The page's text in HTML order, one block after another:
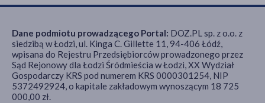
Dane podmiotu prowadzącego Portal: DOZ.PL sp. z o.o. z
siedzibą w Łodzi, ul. Kinga C. Gillette 11, 94-406 Łódź,
wpisana do Rejestru Przedsiębiorców prowadzonego przez
Sąd Rejonowy dla Łodzi Śródmieścia w Łodzi, XX Wydział
Gospodarczy KRS pod numerem KRS 0000301254, NIP
5372492924, o kapitale zakładowym wynoszącym 18 725
000,00 zł.